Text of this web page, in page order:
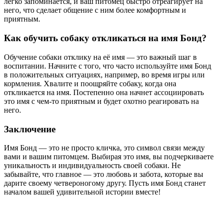
него, что сделает общение с ним более комфортным и
приятным.
Как обучить собаку откликаться на имя Бонд?
Обучение собаки отклику на её имя — это важный шаг в
воспитании. Начните с того, что часто используйте имя Бонд
в положительных ситуациях, например, во время игры или
кормления. Хвалите и поощряйте собаку, когда она
откликается на имя. Постепенно она начнет ассоциировать
это имя с чем-то приятным и будет охотно реагировать на
него.
Заключение
Имя Бонд — это не просто кличка, это символ связи между
вами и вашим питомцем. Выбирая это имя, вы подчеркиваете
уникальность и индивидуальность своей собаки. Не
забывайте, что главное — это любовь и забота, которые вы
дарите своему четвероногому другу. Пусть имя Бонд станет
началом вашей удивительной истории вместе!